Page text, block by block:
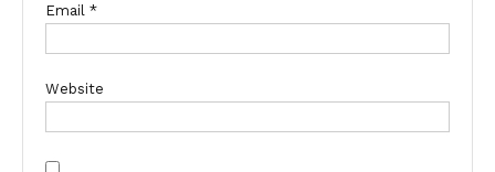
Email *
Website